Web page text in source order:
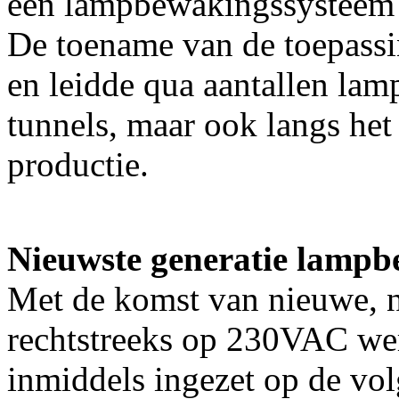
De toename van de
en leidde qua aantallen
tunnels, maar ook langs
productie.
Nieuwste generatie
Met de komst van nieuwe,
rechtstreeks op 230VAC
inmiddels ingezet op de